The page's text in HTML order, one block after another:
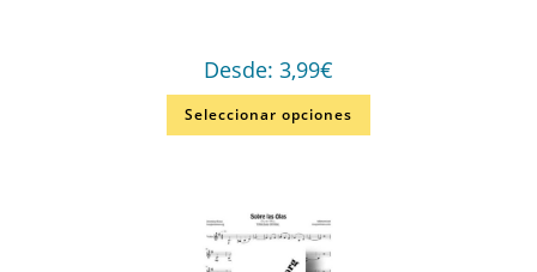
Desde: 3,99€
Seleccionar opciones